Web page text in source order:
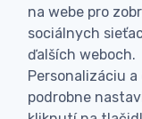
na webe pro
sociálnych
ďalších weboch.
Personalizáciu
podrobne